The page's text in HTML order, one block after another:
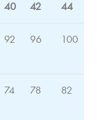
40 42 44
92 96 100
74 78 82